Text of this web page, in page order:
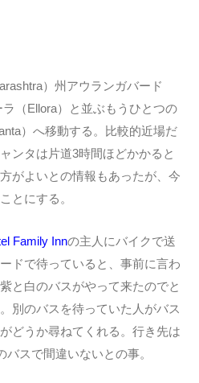
）州アウランガバード
ラ（Ellora）と並ぶもうひとつの
）へ移動する。比較的近場だ
ンタは片道3時間ほどかかると
がよいとの情報もあったが、今
とにする。
Family Innの主人にバイクで送
ドで待っていると、事前に言わ
と白のバスがやって来たのでと
別のバスを待っていた人がバス
どうか尋ねてくれる。行き先は
スで間違いないとの事。